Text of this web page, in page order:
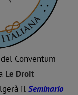
Conventum
Le Droit
il Seminario